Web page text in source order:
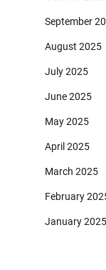
September
August 2025
July 2025
June 2025
May 2025
April 2025
March 2025
February
January 2025